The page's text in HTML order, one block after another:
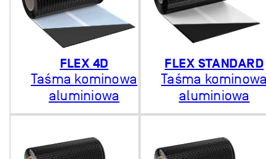
FLEX 4D
Taśma kominowa
aluminiowa
FLEX STANDARD
Taśma
aluminiowa